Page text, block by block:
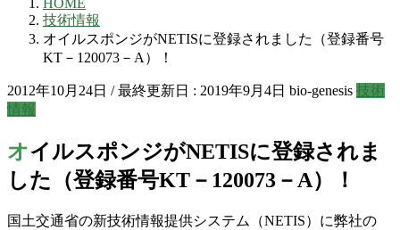
技術情報
オイルスポンジがNETISに登録されました（登録番号
KT－120073－A）！
2012年10月24日 / 最終更新日 : 2019年9月4日 bio-genesis 技術
情報
オイルスポンジがNETISに登録されま
した（登録番号KT－120073－A）！
国土交通省の新技術情報提供システム（NETIS）に弊社の